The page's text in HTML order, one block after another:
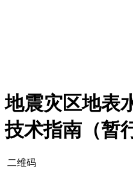
地震灾区地表
技术指南（暂
二维码